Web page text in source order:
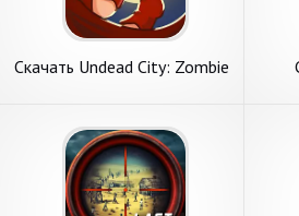
Скачать Undead City: Zombie
Андроид